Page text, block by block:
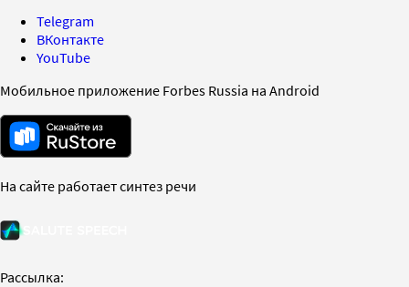
Telegram
ВКонтакте
YouTube
Мобильное приложение Forbes Russia на Android
На сайте работает синтез речи
Рассылка: